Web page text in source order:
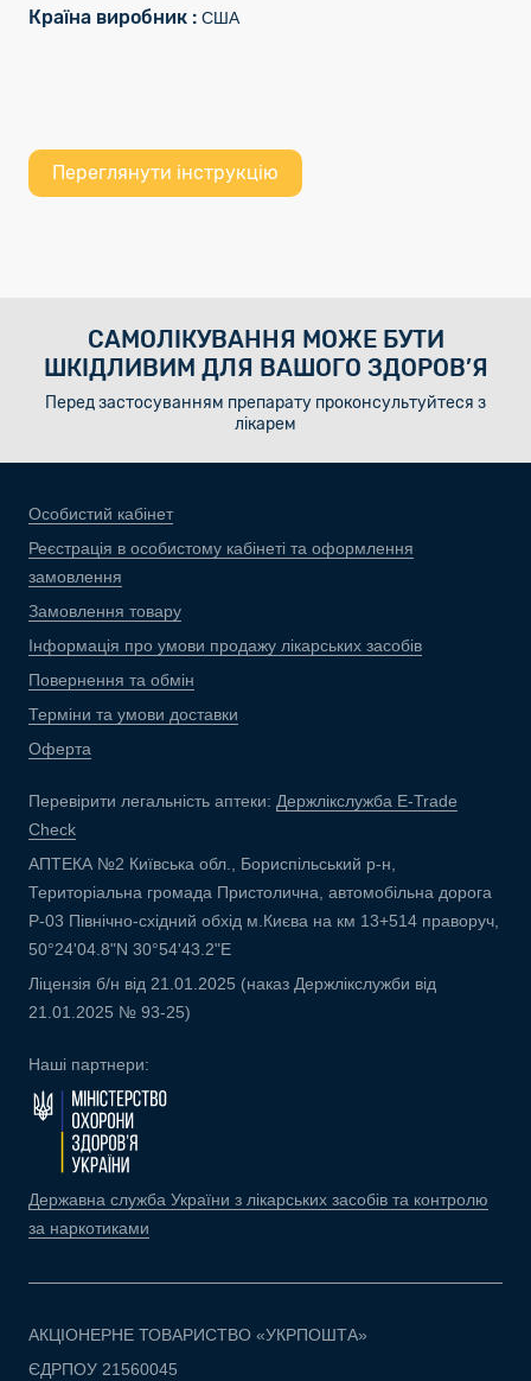
Країна виробник : США
Переглянути інструкцію
САМОЛІКУВАННЯ МОЖЕ БУТИ
ШКІДЛИВИМ ДЛЯ ВАШОГО ЗДОРОВ’Я
Перед застосуванням препарату проконсультуйтеся з
лікарем
Особистий кабінет
Реєстрація в особистому кабінеті та оформлення
замовлення
Замовлення товару
Інформація про умови продажу лікарських засобів
Повернення та обмін
Терміни та умови доставки
Оферта
Перевірити легальність аптеки: Держлікслужба E-Trade
Check
АПТЕКА №2 Київська обл., Бориспільський р-н,
Територіальна громада Пристолична, автомобільна дорога
Р-03 Північно-східний обхід м.Києва на км 13+514 праворуч,
50°24'04.8"N 30°54'43.2"E
Ліцензія б/н від 21.01.2025 (наказ Держлікслужби від
21.01.2025 № 93-25)
Наші партнери:
Державна служба України з лікарських засобів та контролю
за наркотиками
АКЦІОНЕРНЕ ТОВАРИСТВО «УКРПОШТА»
ЄДРПОУ 21560045